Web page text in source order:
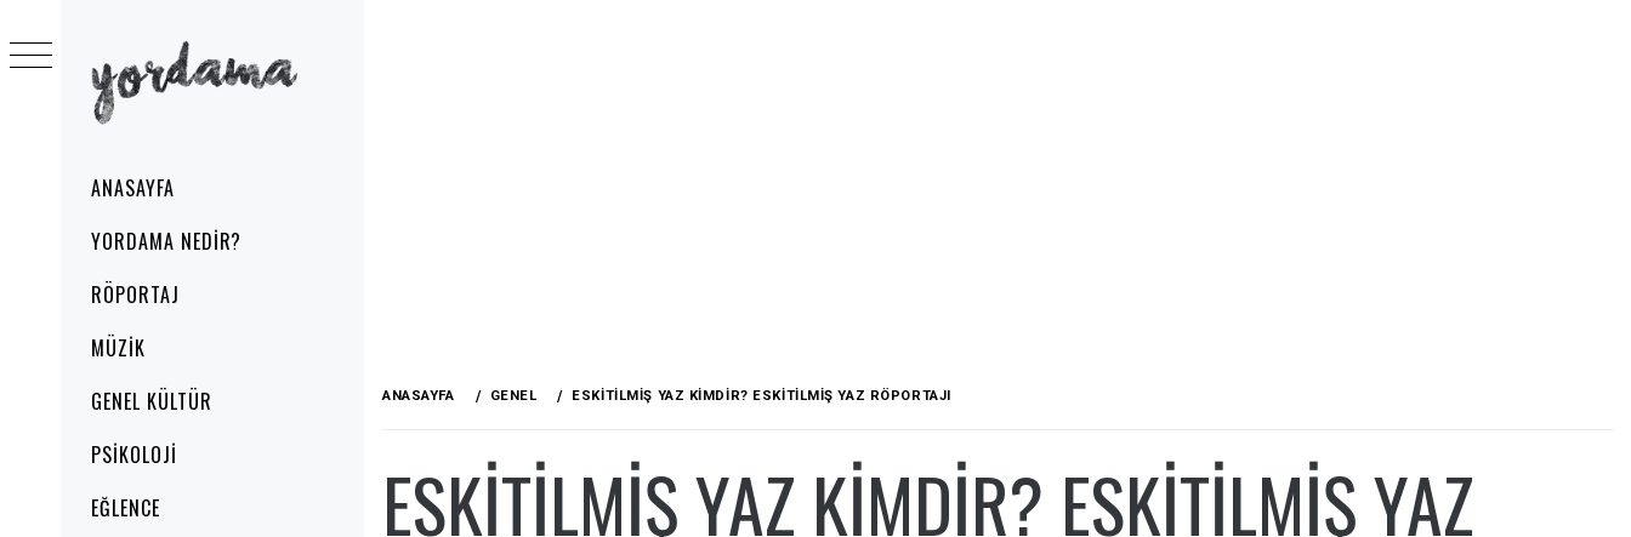
YORDAMA
MenuANASAYFA
YORDAMA NEDIR?
RÖPORTAJ
MÜZIK
GENEL KÜLTÜR
PSIKOLOJI
EĞLENCE
to
content
ANASAYFA GENEL ESKITILMIŞ YAZ KIMDIR? ESKITILMIŞ YAZ RÖPORTAJI
ESKITILMIŞ YAZ KIMDIR? ESKITILMIŞ YAZ